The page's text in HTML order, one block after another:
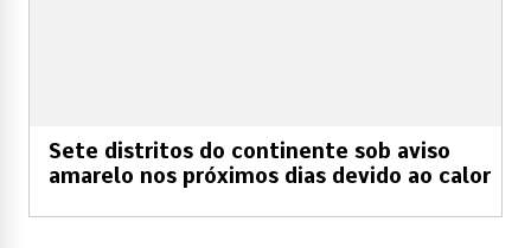
Sete distritos do continente sob aviso
amarelo nos próximos dias devido ao calor